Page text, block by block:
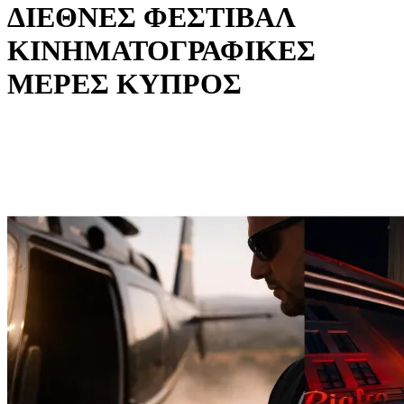
ΔΙΕΘΝΕΣ ΦΕΣΤΙΒΑΛ
ΚΙΝΗΜΑΤΟΓΡΑΦΙΚΕΣ
ΜΕΡΕΣ ΚΥΠΡΟΣ